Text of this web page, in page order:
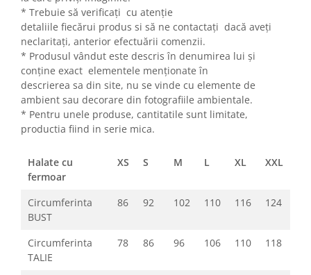
* Trebuie să verificați cu atenție
detaliile fiecărui produs si să ne contactați dacă aveți
neclaritați, anterior efectuării comenzii.
* Produsul vândut este descris în denumirea lui și
conține exact elementele menționate în
descrierea sa din site, nu se vinde cu elemente de
ambient sau decorare din fotografiile ambientale.
* Pentru unele produse, cantitatile sunt limitate,
productia fiind in serie mica.
Halate cu
fermoar
XS S M L XL XXL
Circumferinta
BUST
86 92 102 110 116 124
Circumferinta
TALIE
78 86 96 106 110 118